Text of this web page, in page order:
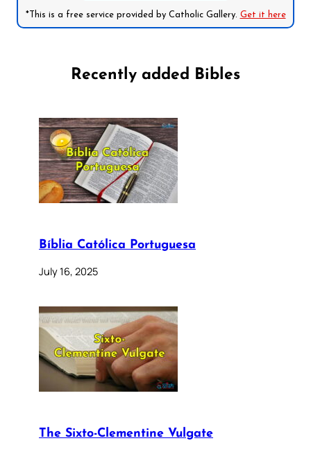
*This is a free service provided by Catholic Gallery. Get it here
Recently added Bibles
Bíblia Católica Portuguesa
July 16, 2025
The Sixto-Clementine Vulgate